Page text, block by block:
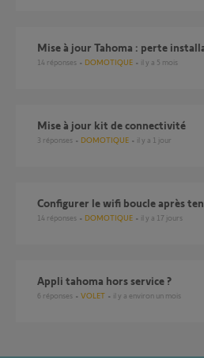
Mise à jour Tahoma : perte
14 réponses DOMOTIQUE il y a 5 mois
Mise à jour kit de connectivité
3 réponses DOMOTIQUE il y a 1 jour
Configurer le wifi boucle après
14 réponses DOMOTIQUE il y a 17 jours
Appli tahoma hors service ?
6 réponses VOLET il y a environ un mois